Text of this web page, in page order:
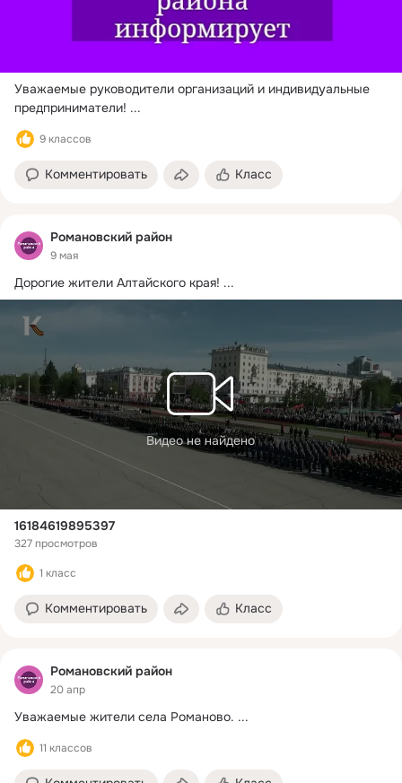
Уважаемые руководители организаций и индивидуальные
предприниматели! ...
9 классов
Комментировать Класс
Романовский район
9 мая
Дорогие жители Алтайского края! ...
Видео не найдено
16184619895397
327 просмотров
1 класс
Комментировать Класс
Романовский район
20 апр
Уважаемые жители села Романово. ...
11 классов